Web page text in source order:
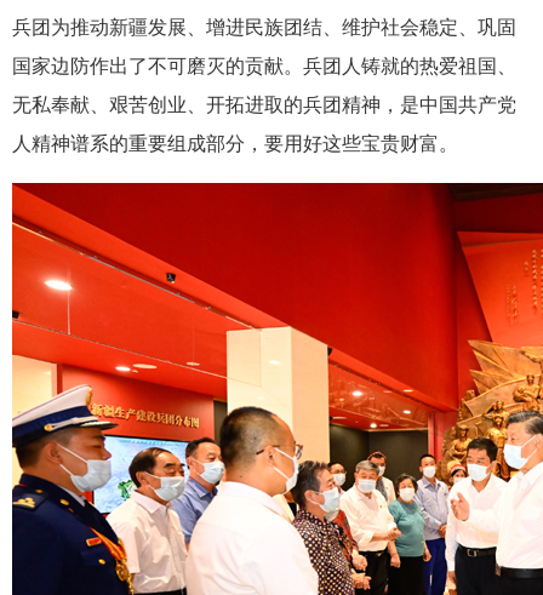
兵团为推动新疆发展、增进民族团结、维护社会稳定、巩固
国家边防作出了不可磨灭的贡献。兵团人铸就的热爱祖国、
无私奉献、艰苦创业、开拓进取的兵团精神，是中国共产党
人精神谱系的重要组成部分，要用好这些宝贵财富。